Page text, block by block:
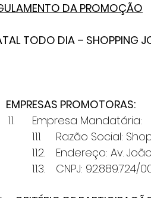
DA PROMOÇÃO
TODO DIA – SHOPPING
EMPRESAS PROMOTORAS:
	1.1.	Empresa Mandatária:
1.1.1.	Razão
1.1.2.	Endereço:
1.1.3.	CNPJ: